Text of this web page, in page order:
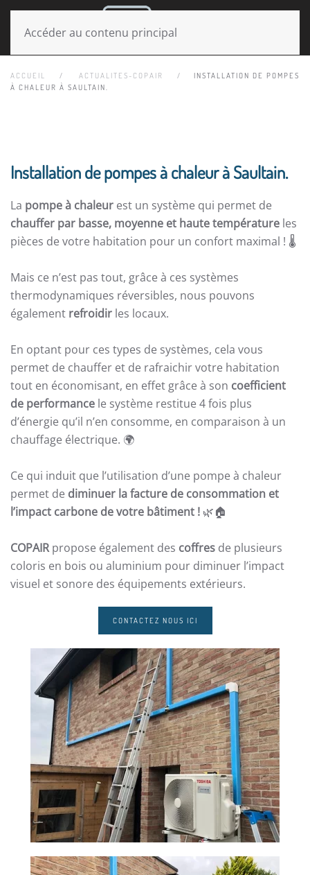
Accéder au contenu principal
ACCUEIL ACTUALITES-COPAIR
INSTALLATION DE POMPES
À CHALEUR À SAULTAIN.
Installation de pompes à chaleur à Saultain.
La pompe à chaleur est un système qui permet de
chauffer par basse, moyenne et haute température les
pièces de votre habitation pour un confort maximal ! 🌡️
Mais ce n’est pas tout, grâce à ces systèmes
thermodynamiques réversibles, nous pouvons
également refroidir les locaux.
En optant pour ces types de systèmes, cela vous
permet de chauffer et de rafraichir votre habitation
tout en économisant, en effet grâce à son coefficient
de performance le système restitue 4 fois plus
d’énergie qu’il n’en consomme, en comparaison à un
chauffage électrique. 🌍
Ce qui induit que l’utilisation d’une pompe à chaleur
permet de diminuer la facture de consommation et
l’impact carbone de votre bâtiment ! 🌿🏠
COPAIRpropose également des coffres de plusieurs
coloris en bois ou aluminium pour diminuer l’impact
visuel et sonore des équipements extérieurs.
CONTACTEZ NOUS ICI